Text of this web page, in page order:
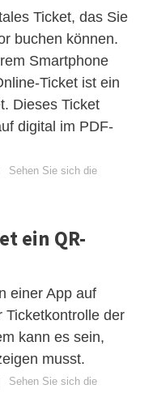
Ticket, das Sie
buchen können.
Smartphone
Ticket ist ein
Dieses Ticket
digital im PDF-
Sehen Sie sich die
ein QR-
einer App auf
Ticketkontrolle der
kann es sein,
musst.
Sehen Sie sich die